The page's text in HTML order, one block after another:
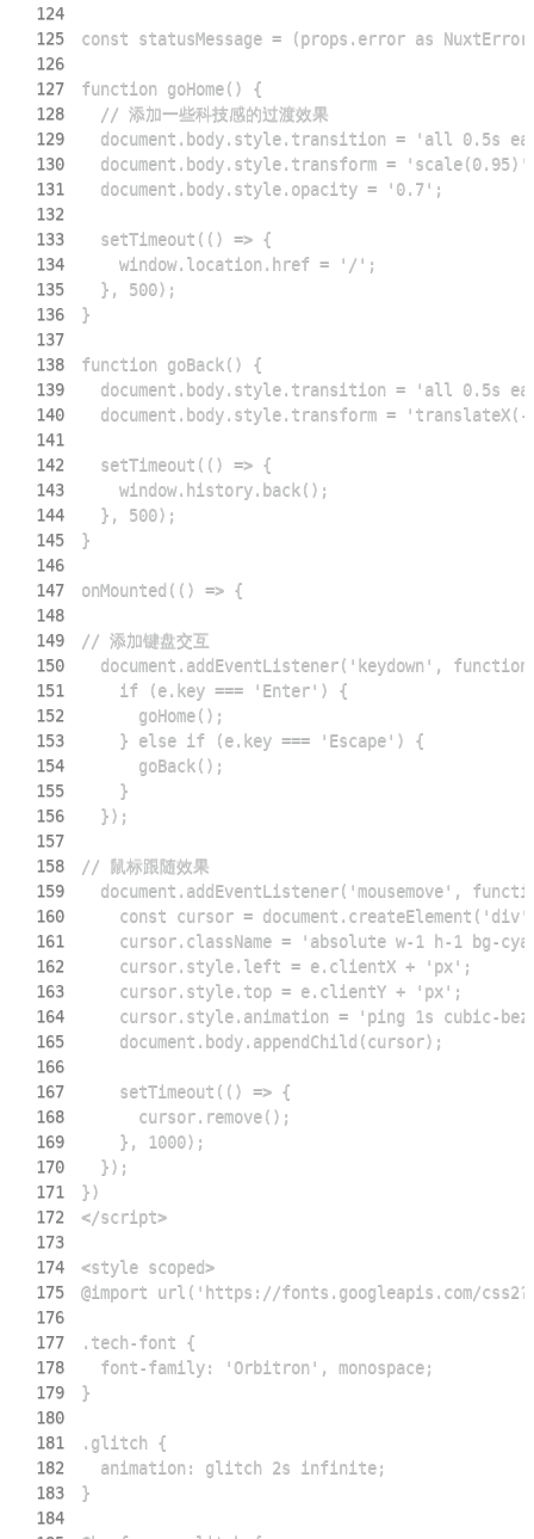
124
125
126
127
128
129
130
131
132
133
134
135
136
137
138
139
140
141
142
143
144
145
146
147
148
149
150
151
152
153
154
155
156
157
158
159
160
161
162
163
164
165
166
167
168
169
170
171
172
</script>
173
174
<style scoped>
175
176
177
178
179
180
181
182
183
184